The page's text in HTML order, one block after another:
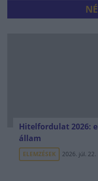
Hitelfordulat 2026:
állam
ELEMZÉSEK 2026. júl. 22.